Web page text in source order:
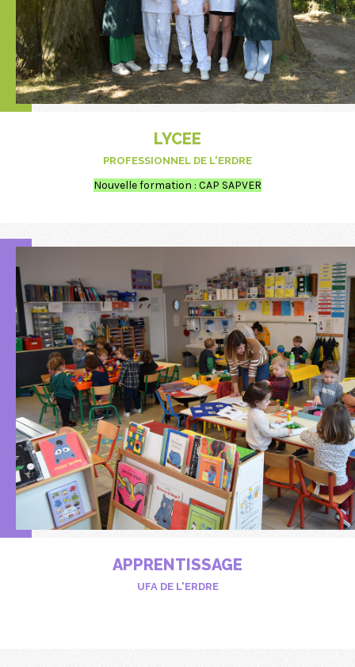
LYCEE
PROFESSIONNEL DE L'ERDRE
Nouvelle formation : CAP SAPVER
APPRENTISSAGE
UFA DE L'ERDRE